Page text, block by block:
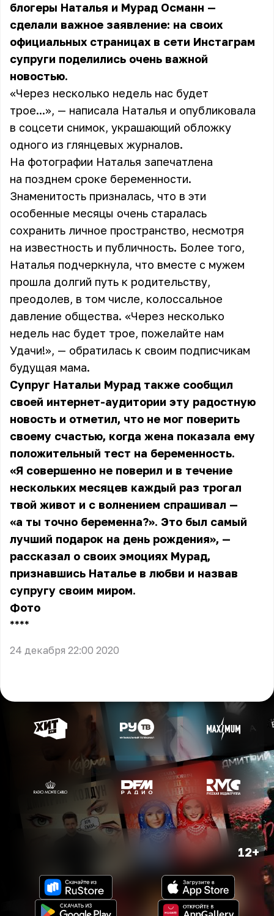
блогеры Наталья и Мурад Османн —
сделали важное заявление: на своих
официальных страницах в сети Инстаграм
супруги поделились очень важной
новостью.
«Через несколько недель нас будет
трое...», — написала Наталья и опубликовала
в соцсети снимок, украшающий обложку
одного из глянцевых журналов.
На фотографии Наталья запечатлена
на позднем сроке беременности.
Знаменитость призналась, что в эти
особенные месяцы очень старалась
сохранить личное пространство, несмотря
на известность и публичность. Более того,
Наталья подчеркнула, что вместе с мужем
прошла долгий путь к родительству,
преодолев, в том числе, колоссальное
давление общества. «Через несколько
недель нас будет трое, пожелайте нам
Удачи!», — обратилась к своим подписчикам
будущая мама.
Супруг Натальи Мурад также сообщил
своей интернет-аудитории эту радостную
новость и отметил, что не мог поверить
своему счастью, когда жена показала ему
положительный тест на беременность.
«Я совершенно не поверил и в течение
нескольких месяцев каждый раз трогал
твой живот и с волнением спрашивал —
«а ты точно беременна?». Это был самый
лучший подарок на день рождения», —
рассказал о своих эмоциях Мурад,
признавшись Наталье в любви и назвав
супругу своим миром.
Фото
** **
24 декабря 22:00 2020
12+